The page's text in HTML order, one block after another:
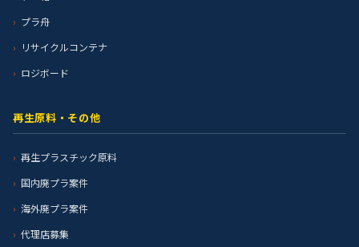
プラ舟
リサイクルコンテナ
ロジボード
再生原料・その他
再生プラスチック原料
国内廃プラ案件
海外廃プラ案件
代理店募集